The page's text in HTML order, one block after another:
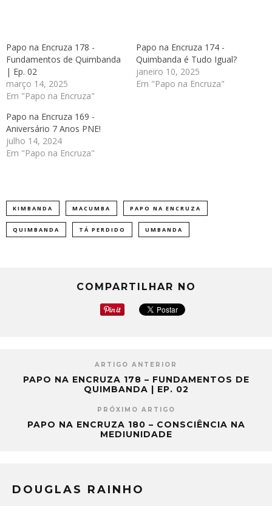
Papo na Encruza 178 -
Fundamentos de Quimbanda
| Ep. 02
março 14, 2025
Em "Papo na Encruza"
Papo na Encruza 174 -
Quimbanda é Tudo Igual?
janeiro 10, 2025
Em "Papo na Encruza"
Papo na Encruza 169 -
Aniversário 7 Anos PNE!
julho 14, 2024
Em "Papo na Encruza"
KIMBANDA MACUMBA PAPO NA ENCRUZA
QUIMBANDA TÁ PERDIDO UMBANDA
COMPARTILHAR NO
ARTIGO ANTERIOR
PAPO NA ENCRUZA 178 – FUNDAMENTOS DE
QUIMBANDA | EP. 02
PRÓXIMO ARTIGO
PAPO NA ENCRUZA 180 – CONSCIÊNCIA NA
MEDIUNIDADE
DOUGLAS RAINHO